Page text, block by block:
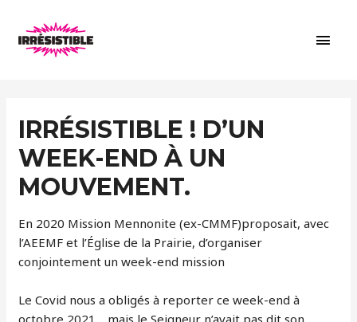
IRRÉSISTIBLE ! D’UN
WEEK-END À UN
MOUVEMENT.
En 2020 Mission Mennonite (ex-CMMF)proposait, avec
l’AEEMF et l’Église de la Prairie, d’organiser
conjointement un week-end mission
Le Covid nous a obligés à reporter ce week-end à